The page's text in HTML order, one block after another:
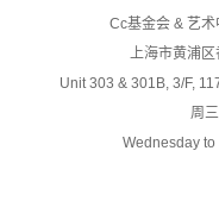
Cc基金会 & 艺
上海市黄浦
Unit 303 & 301B, 3/F,
周
Wednesday